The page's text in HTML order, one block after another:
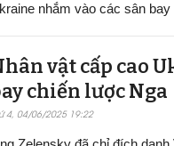
nhắm vào các sân
vật cấp cao
chiến lược Nga
4, 04/06/2025 19:22